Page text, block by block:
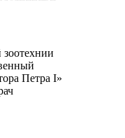
Петра I»